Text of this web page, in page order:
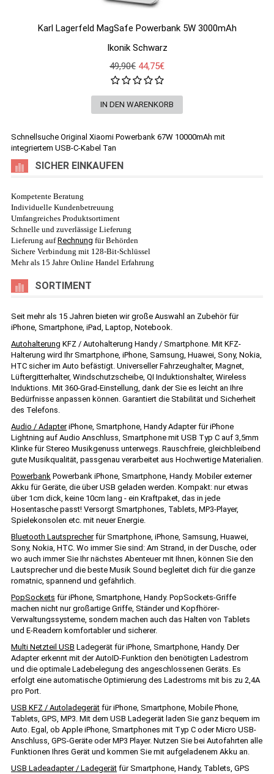
Karl Lagerfeld MagSafe Powerbank 5W 3000mAh
Ikonik Schwarz
49,90€ 44,75€
Schnellsuche Original Xiaomi Powerbank 67W 10000mAh mit
integriertem USB-C-Kabel Tan
SICHER EINKAUFEN
Kompetente Beratung
Individuelle Kundenbetreuung
Umfangreiches Produktsortiment
Schnelle und zuverlässige Lieferung
Lieferung aufRechnung für Behörden
Sichere Verbindung mit 128-Bit-Schlüssel
Mehr als 15 Jahre Online Handel Erfahrung
SORTIMENT
Seit mehr als 15 Jahren bieten wir große Auswahl an Zubehör für
iPhone, Smartphone, iPad, Laptop, Notebook.
Autohalterung KFZ / Autohalterung Handy / Smartphone. Mit KFZ-
Halterung wird Ihr Smartphone, iPhone, Samsung, Huawei, Sony, Nokia,
HTC sicher im Auto befästigt. Universeller Fahrzeughalter, Magnet,
Lüftergitterhalter, Windschutzscheibe, QI Induktionshalter, Wireless
Induktions. Mit 360-Grad-Einstellung, dank der Sie es leicht an Ihre
Bedürfnisse anpassen können. Garantiert die Stabilität und Sicherheit
des Telefons.
Audio / AdapteriPhone, Smartphone, Handy Adapter für iPhone
Lightning auf Audio Anschluss, Smartphone mit USB Typ C auf 3,5mm
Klinke für Stereo Musikgenuss unterwegs. Rauschfreie, gleichbleibend
gute Musikqualität, passgenau verarbeitet aus Hochwertige Materialien.
Powerbank Powerbank iPhone, Smartphone, Handy. Mobiler externer
Akku für Geräte, die über USB geladen werden. Kompakt: nur etwas
über 1cm dick, keine 10cm lang - ein Kraftpaket, das in jede
Hosentasche passt! Versorgt Smartphones, Tablets, MP3-Player,
Spielekonsolen etc. mit neuer Energie.
Bluetooth Lautsprecherfür Smartphone, iPhone, Samsung, Huawei,
Sony, Nokia, HTC. Wo immer Sie sind: Am Strand, in der Dusche, oder
wo auch immer Sie Ihr nächstes Abenteuer mit Ihnen, können Sie den
Lautsprecher und die beste Musik Sound begleitet dich für die ganze
romatnic, spannend und gefährlich.
PopSockets für iPhone, Smartphone, Handy. PopSockets-Griffe
machen nicht nur großartige Griffe, Ständer und Kopfhörer-
Verwaltungssysteme, sondern machen auch das Halten von Tablets
und E-Readern komfortabler und sicherer.
Multi Netzteil USB Ladegerät für iPhone, Smartphone, Handy. Der
Adapter erkennt mit der AutoID-Funktion den benötigten Ladestrom
und die optimale Ladebelegung des angeschlossenen Geräts. Es
erfolgt eine automatische Optimierung des Ladestroms mit bis zu 2,4A
pro Port.
USB KFZ / Autoladegerät für iPhone, Smartphone, Mobile Phone,
Tablets, GPS, MP3. Mit dem USB Ladegerät laden Sie ganz bequem im
Auto. Egal, ob Apple iPhone, Smartphones mit Typ C oder Micro USB-
Anschluss, GPS-Geräte oder MP3 Player. Nutzen Sie bei Autofahrten alle
Funktionen Ihres Gerät und kommen Sie mit aufgeladenem Akku an.
USB Ladeadapter / Ladegerät für Smartphone, Handy, Tablets, GPS